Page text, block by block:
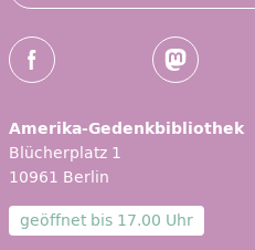
Social-Media Kanäle
Facebook Mastodon
Amerika-Gedenkbibliothek
Blücherplatz 1
10961 Berlin
geöffnet bis 17.00 Uhr